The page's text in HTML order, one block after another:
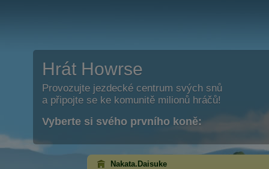
Hrát Howrse
Provozujte jezdecké centrum svých snů
a připojte se ke komunitě milionů hráčů!
Vyberte si svého prvního koně:
Nakata.Daisuke